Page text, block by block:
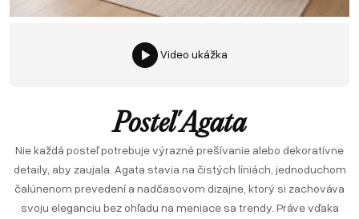
Video ukážka
Posteľ Agata
Nie každá posteľ potrebuje výrazné prešívanie alebo dekoratívne
detaily, aby zaujala. Agata stavia na čistých líniách, jednoduchom
čalúnenom prevedení a nadčasovom dizajne, ktorý si zachováva
svoju eleganciu bez ohľadu na meniace sa trendy. Práve vďaka